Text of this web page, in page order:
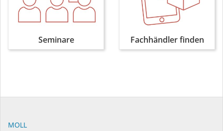
Seminare Fachhändler finden
MOLL